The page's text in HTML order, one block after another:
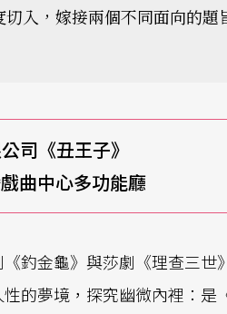
入，嫁接兩個不同面向的
司 《丑王子》
曲中心多功能廳
釣金龜》與莎劇《理查三世
的夢境，探究幽微內裡：是